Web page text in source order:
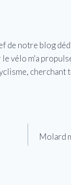
de notre blog
vélo m'a
Molard